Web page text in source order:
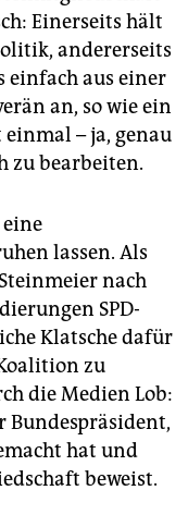
Einerseits hält
andererseits
aus einer
an, so wie ein
einmal – ja, genau
zu bearbeiten.
lassen. Als
nach
SPD-
Klatsche dafür
zu
die Medien Lob:
Bundespräsident,
hat und
beweist.